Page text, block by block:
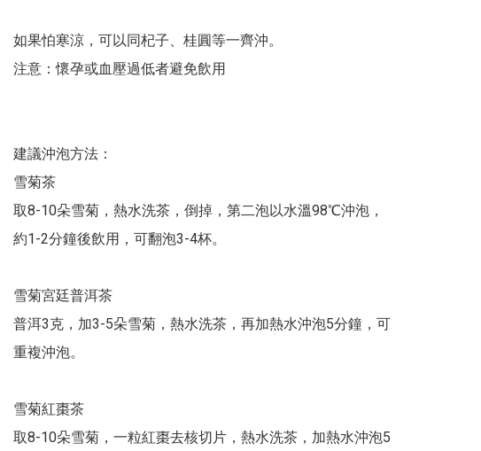
如果怕寒涼，可以同杞子、桂圓等一齊沖。
注意：懷孕或血壓過低者避免飲用
建議沖泡方法：
雪菊茶
取8-10朵雪菊，熱水洗茶，倒掉，第二泡以水溫98℃沖泡，
約1-2分鐘後飲用，可翻泡3-4杯。
雪菊宮廷普洱茶
普洱3克，加3-5朵雪菊，熱水洗茶，再加熱水沖泡5分鐘，可
重複沖泡。
雪菊紅棗茶
取8-10朵雪菊，一粒紅棗去核切片，熱水洗茶，加熱水沖泡5